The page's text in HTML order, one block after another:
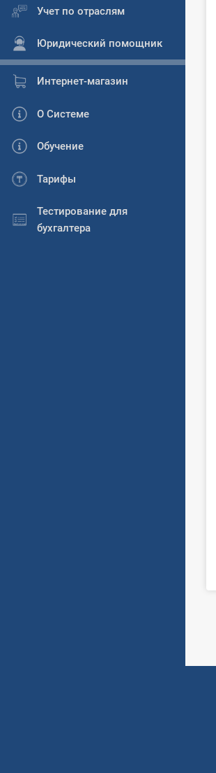
Учет по отраслям
Юридический помощник
Интернет-магазин
О Системе
Обучение
Тарифы
Тестирование для
бухгалтера